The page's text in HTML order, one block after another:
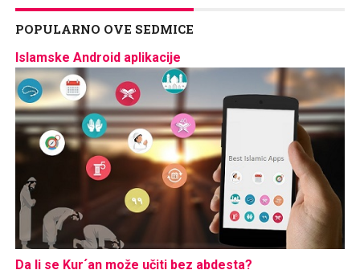
POPULARNO OVE SEDMICE
Islamske Android aplikacije
Da li se Kur´an može učiti bez abdesta?